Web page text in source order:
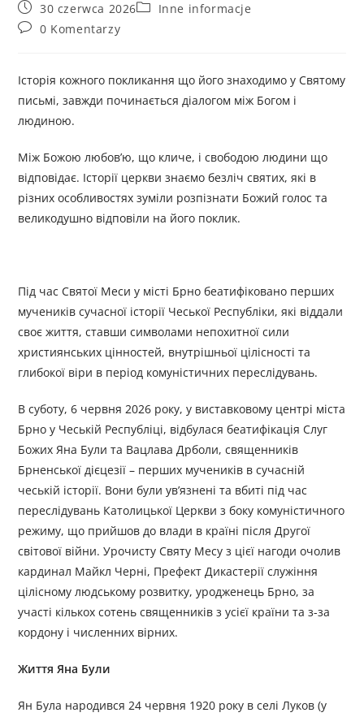
30 czerwca 2026
Inne informacje
0 Komentarzy
Історія кожного покликання що його знаходимо у Святому
письмі, завжди починається діалогом між Богом і
людиною.
Між Божою любов’ю, що кличе, і свободою людини що
відповідає. Історії церкви знаємо безліч святих, які в
різних особливостях зуміли розпізнати Божий голос та
великодушно відповіли на його поклик.
Під час Святої Меси у місті Брно беатифіковано перших
мучеників сучасної історії Чеської Республіки, які віддали
своє життя, ставши символами непохитної сили
християнських цінностей, внутрішньої цілісності та
глибокої віри в період комуністичних переслідувань.
В суботу, 6 червня 2026 року, у виставковому центрі міста
Брно у Чеській Республіці, відбулася беатифікація Слуг
Божих Яна Були та Вацлава Дрболи, священників
Брненської дієцезії – перших мучеників в сучасній
чеській історії. Вони були ув’язнені та вбиті під час
переслідувань Католицької Церкви з боку комуністичного
режиму, що прийшов до влади в країні після Другої
світової війни. Урочисту Святу Месу з цієї нагоди очолив
кардинал Майкл Черні, Префект Дикастерії служіння
цілісному людському розвитку, уродженець Брно, за
участі кількох сотень священників з усієї країни та з-за
кордону і численних вірних.
Життя Яна Були
Ян Була народився 24 червня 1920 року в селі Луков (у